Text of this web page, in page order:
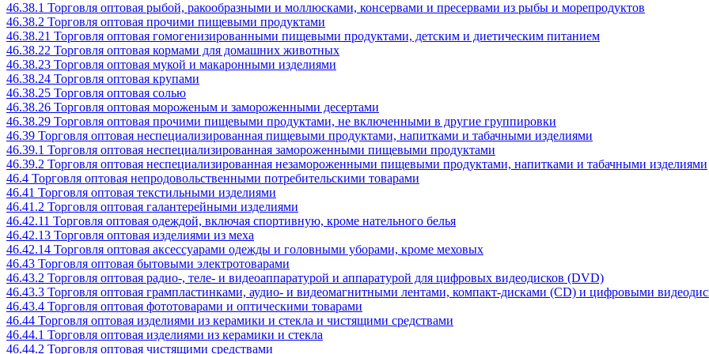
46.38.1 Торговля оптовая рыбой, ракообразными и моллюсками, консервами и пресервами из рыбы и морепродуктов
46.38.2 Торговля оптовая прочими пищевыми продуктами
46.38.21 Торговля оптовая гомогенизированными пищевыми продуктами, детским и диетическим питанием
46.38.22 Торговля оптовая кормами для домашних животных
46.38.23 Торговля оптовая мукой и макаронными изделиями
46.38.24 Торговля оптовая крупами
46.38.25 Торговля оптовая солью
46.38.26 Торговля оптовая мороженым и замороженными десертами
46.38.29 Торговля оптовая прочими пищевыми продуктами, не включенными в другие группировки
46.39 Торговля оптовая неспециализированная пищевыми продуктами, напитками и табачными изделиями
46.39.1 Торговля оптовая неспециализированная замороженными пищевыми продуктами
46.39.2 Торговля оптовая неспециализированная незамороженными пищевыми продуктами, напитками и табачными изделиями
46.4 Торговля оптовая непродовольственными потребительскими товарами
46.41 Торговля оптовая текстильными изделиями
46.41.2 Торговля оптовая галантерейными изделиями
46.42.11 Торговля оптовая одеждой, включая спортивную, кроме нательного белья
46.42.13 Торговля оптовая изделиями из меха
46.42.14 Торговля оптовая аксессуарами одежды и головными уборами, кроме меховых
46.43 Торговля оптовая бытовыми электротоварами
46.43.2 Торговля оптовая радио-, теле- и видеоаппаратурой и аппаратурой для цифровых видеодисков (DVD)
46.43.3 Торговля оптовая грампластинками, аудио- и видеомагнитными лентами, компакт-дисками (CD) и цифровыми
46.43.4 Торговля оптовая фототоварами и оптическими товарами
46.44 Торговля оптовая изделиями из керамики и стекла и чистящими средствами
46.44.1 Торговля оптовая изделиями из керамики и стекла
46.44.2 Торговля оптовая чистящими средствами